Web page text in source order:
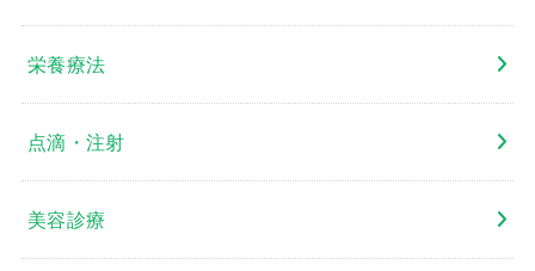
栄養療法
点滴・注射
美容診療